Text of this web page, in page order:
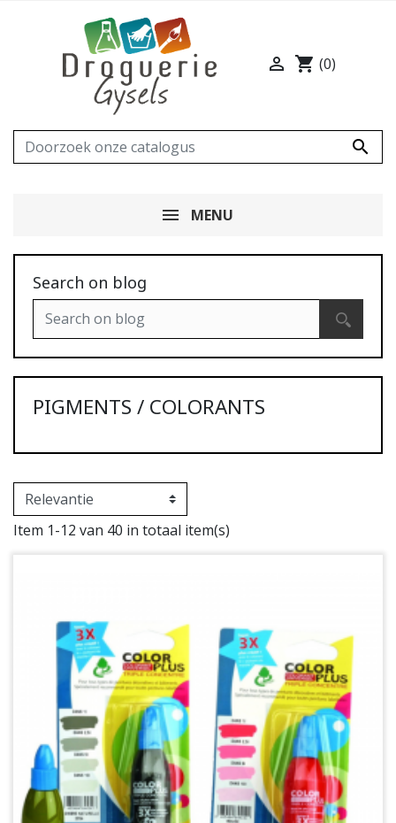

 shopping_cart (0)
MENU
Search on blog
PIGMENTS / COLORANTS
Item 1-12 van 40 in totaal item(s)